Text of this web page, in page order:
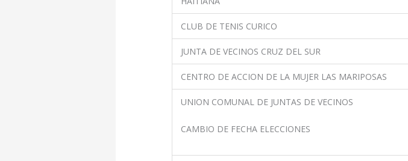
CLUB DE TENIS CURICO
JUNTA DE VECINOS CRUZ DEL SUR
CENTRO DE ACCION DE LA MUJER LAS MARIPOSAS
UNION COMUNAL DE JUNTAS DE VECINOS
CAMBIO DE FECHA ELECCIONES